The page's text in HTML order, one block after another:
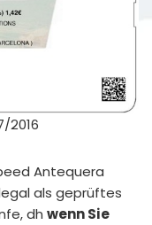
2016
Antequera
als geprüftes
dh wenn Sie